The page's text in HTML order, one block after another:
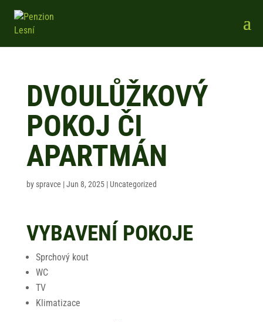
DVOULŮŽKOVÝ
POKOJ ČI
APARTMÁN
by spravce |Jun 8, 2025| Uncategorized
VYBAVENÍ POKOJE
Sprchový kout
WC
TV
Klimatizace